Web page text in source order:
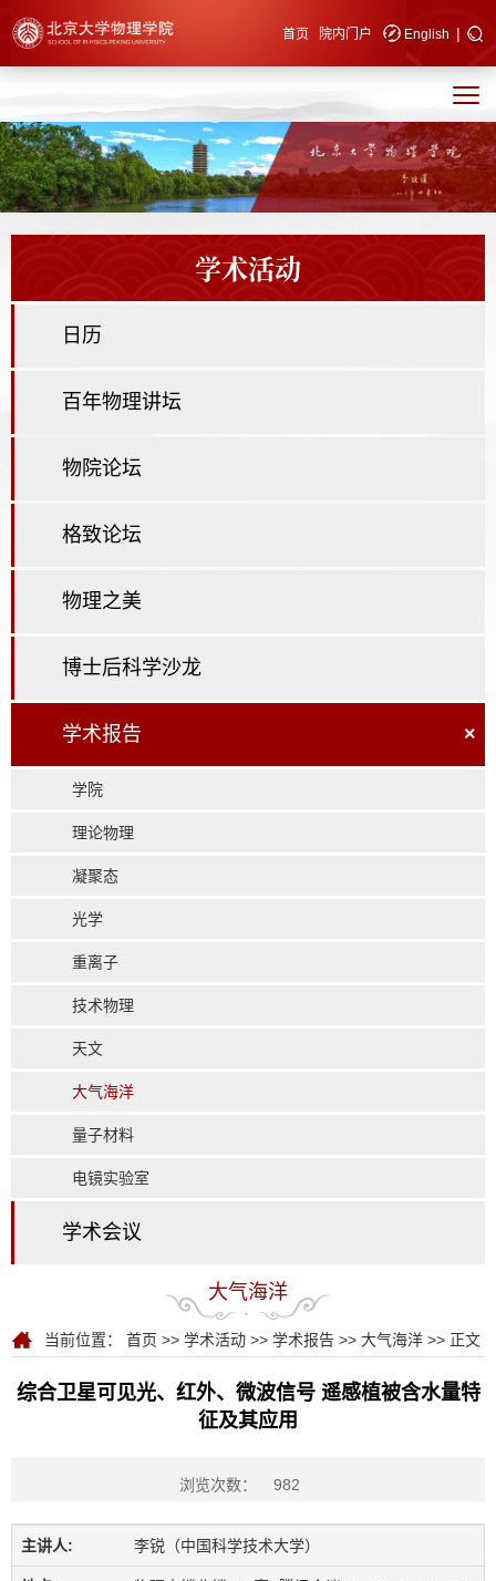
快速导航 首页 院内门户 English |
学术活动
日历
百年物理讲坛
物院论坛
格致论坛
物理之美
博士后科学沙龙
学术报告 ×
学院
理论物理
凝聚态
光学
重离子
技术物理
天文
大气海洋
量子材料
电镜实验室
学术会议
大气海洋
当前位置： 首页 >> 学术活动 >> 学术报告 >> 大气海洋 >> 正文
综合卫星可见光、红外、微波信号 遥感植被含水量特
征及其应用
浏览次数： 982
主讲人: 李锐（中国科学技术大学）